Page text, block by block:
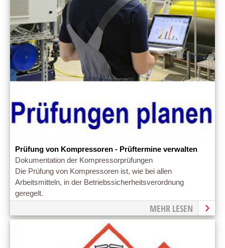
Prüfung von Kompressoren - Prüftermine verwalten
Dokumentation der Kompressorprüfungen
Die Prüfung von Kompressoren ist, wie bei allen
Arbeitsmitteln, in der Betriebssicherheitsverordnung
geregelt.
MEHR LESEN